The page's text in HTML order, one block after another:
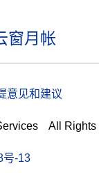
窗月帐
见和建议
All Rights
号-13